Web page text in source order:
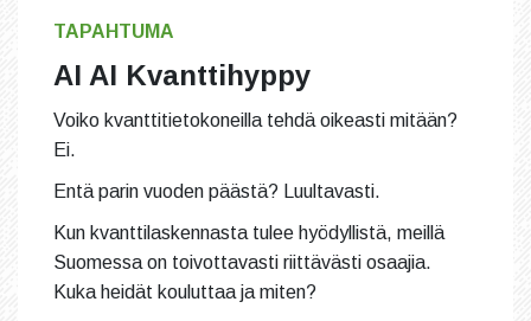
TAPAHTUMA
AI AI Kvanttihyppy
Voiko kvanttitietokoneilla tehdä oikeasti mitään?
Ei.
Entä parin vuoden päästä? Luultavasti.
Kun kvanttilaskennasta tulee hyödyllistä, meillä
Suomessa on toivottavasti riittävästi osaajia.
Kuka heidät kouluttaa ja miten?